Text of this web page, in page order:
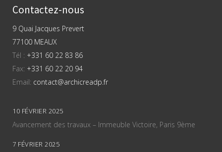
Contactez-nous
9 Quai Jacques Prevert
77100 MEAUX
Tél : +331 60 22 83 86
Fax: +331 60 22 20 94
Email: contact@archicreadp.fr
10 FÉVRIER 2025
Avancement des travaux – Immeuble Victoire, Paris 9ème
7 FÉVRIER 2025